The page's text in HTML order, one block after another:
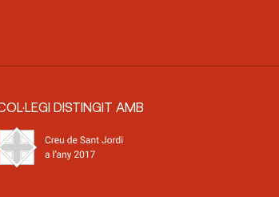
DISTINGIT AMB